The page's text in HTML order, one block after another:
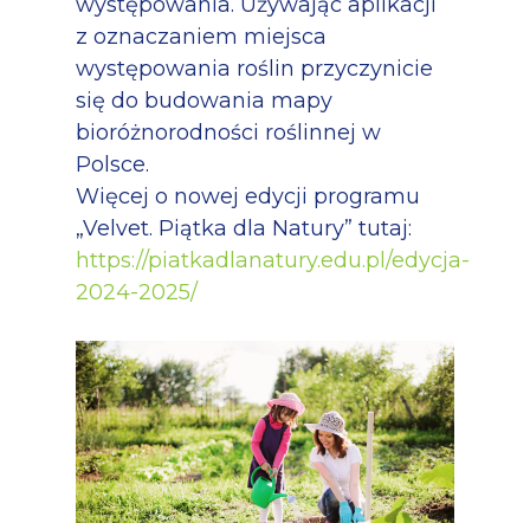
występowania. Używając aplikacji
z oznaczaniem miejsca
występowania roślin przyczynicie
się do budowania mapy
bioróżnorodności roślinnej w
Polsce.
Więcej o nowej edycji programu
„Velvet. Piątka dla Natury” tutaj:
https://piatkadlanatury.edu.pl/edycja-
2024-2025/